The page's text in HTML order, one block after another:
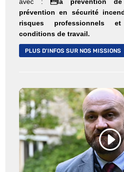
prévention en sécurité
risques professionnels
conditions de travail.
PLUS D'INFOS SUR NOS MISSIONS
Cliquez pour
marketing et